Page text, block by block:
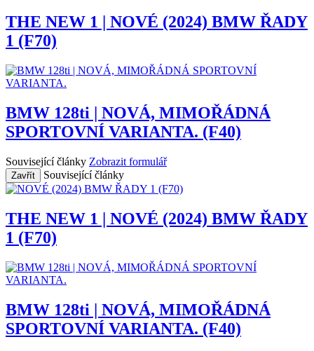
THE NEW 1 | NOVÉ (2024) BMW ŘADY
1 (F70)
BMW 128ti | NOVÁ, MIMOŘÁDNÁ
SPORTOVNÍ VARIANTA. (F40)
Související články Zobrazit formulář
Zavřít Související články
THE NEW 1 | NOVÉ (2024) BMW ŘADY
1 (F70)
BMW 128ti | NOVÁ, MIMOŘÁDNÁ
SPORTOVNÍ VARIANTA. (F40)